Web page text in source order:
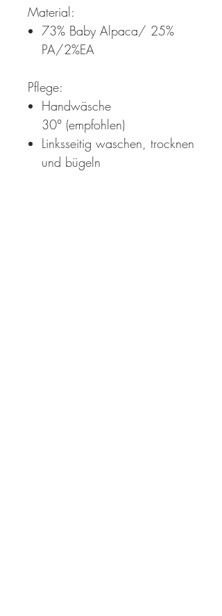
Material:
73% Baby Alpaca/ 25%
PA/2%EA
Pflege:
Handwäsche
30° (empfohlen)
Linksseitig waschen, trocknen
und bügeln